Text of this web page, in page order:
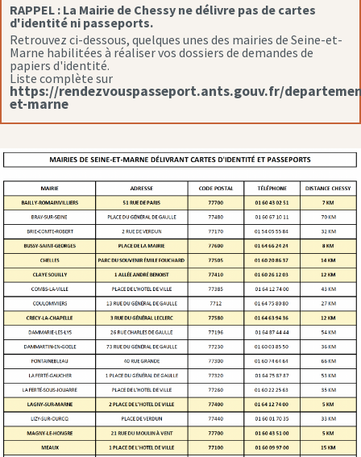
RAPPEL : La Mairie de Chessy ne délivre pas de cartes
d'identité ni passeports.
Retrouvez ci-dessous, quelques unes des mairies de Seine-et-
Marne habilitées à réaliser vos dossiers de demandes de
papiers d'identité.
Liste complète sur
https://rendezvouspasseport.ants.gouv.fr/
et-marne